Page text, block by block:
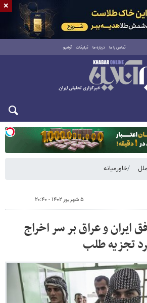
تماس با ما درباره ما تبلیغات آرشیو
۱۴۰۵
خاورمیانه
۵ شهریور ۱۴۰۲ - ۲۰:۴۰
ایران و عراق بر سر اخراج
تجزیه‌ طلب
×